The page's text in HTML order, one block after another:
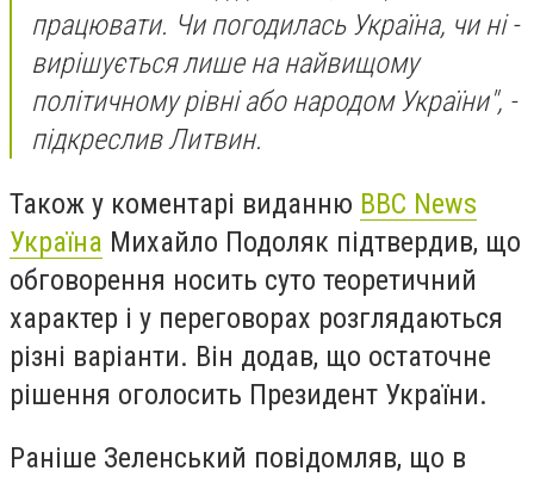
працювати. Чи погодилась Україна, чи ні -
вирішується лише на найвищому
політичному рівні або народом України", -
підкреслив Литвин.
Також у коментарі виданню ВВС News
Україна Михайло Подоляк підтвердив, що
обговорення носить суто теоретичний
характер і у переговорах розглядаються
різні варіанти. Він додав, що остаточне
рішення оголосить Президент України.
Раніше Зеленський повідомляв, що в